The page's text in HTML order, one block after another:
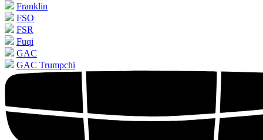
Franklin
FSO
FSR
Fuqi
GAC
GAC Trumpchi